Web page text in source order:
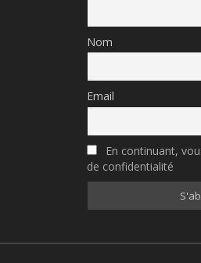
Nom
Email
En continuant,
de confidentialité